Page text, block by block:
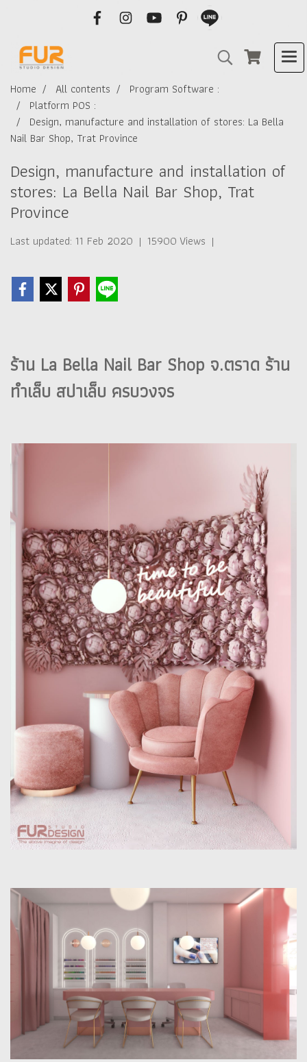
Home All contents
Program Software :
Platform POS :
Design, manufacture and installation of stores: La Bella
Nail Bar Shop, Trat Province
Design, manufacture and installation of
stores: La Bella Nail Bar Shop, Trat
Province
Last updated: 11 Feb 2020 | 15900 Views |
ร้าน La Bella Nail Bar Shop จ.ตราด ร้าน
ทำเล็บ สปาเล็บ ครบวงจร